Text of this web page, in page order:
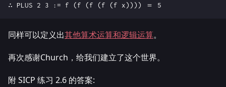
同样可以定义出其他算术运算和逻辑运算。
再次感谢Church，给我们建立了这个世界。
附 SICP 练习 2.6 的答案: